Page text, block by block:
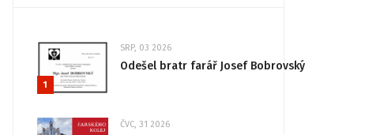
1
SRP, 03 2026
Odešel bratr farář Josef Bobrovský
ČVC, 31 2026